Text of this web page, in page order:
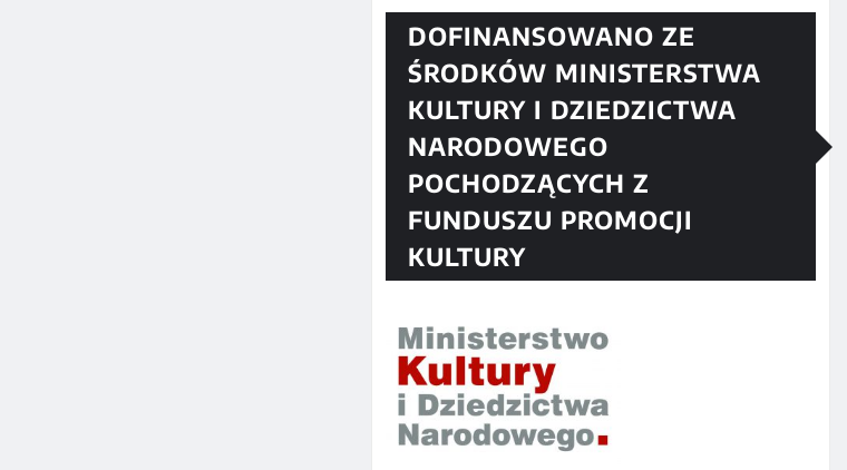
DOFINANSOWANO ZE
ŚRODKÓW MINISTERSTWA
KULTURY I DZIEDZICTWA
NARODOWEGO
POCHODZĄCYCH Z
FUNDUSZU PROMOCJI
KULTURY